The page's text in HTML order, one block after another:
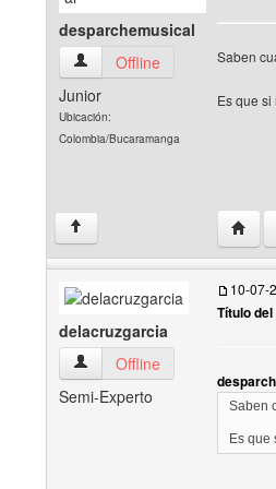
desparchemusical
desparchemusical Ver perfil
Offline
Junior
Ubicación:
Colombia/Bucaramanga
Saben
Es que
↑
delacruzgarcia
delacruzgarcia Ver perfil del
Offline
Semi-Experto
10-07-
Título
Saben
Es que